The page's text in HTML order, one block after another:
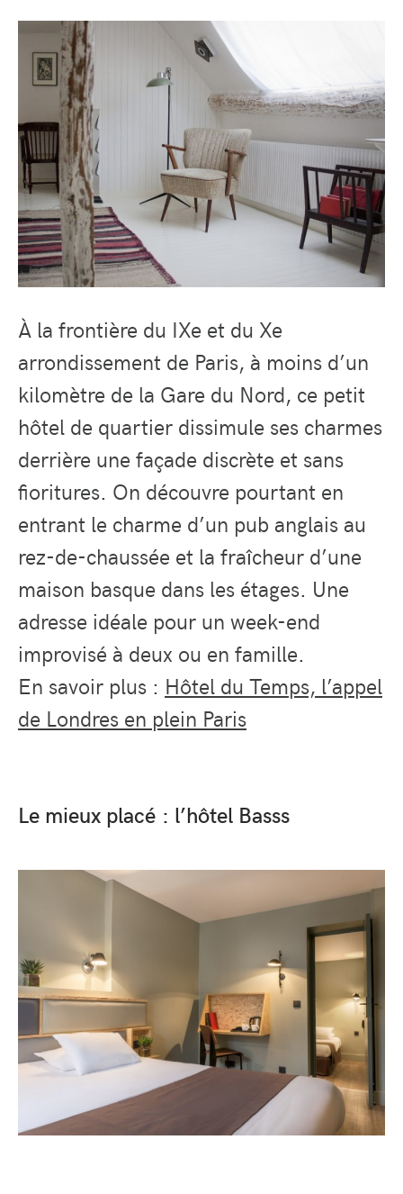
À la frontière du IXe et du Xe
arrondissement de Paris, à moins d’un
kilomètre de la Gare du Nord, ce petit
hôtel de quartier dissimule ses charmes
derrière une façade discrète et sans
fioritures. On découvre pourtant en
entrant le charme d’un pub anglais au
rez-de-chaussée et la fraîcheur d’une
maison basque dans les étages. Une
adresse idéale pour un week-end
improvisé à deux ou en famille.
En savoir plus : Hôtel du Temps, l’appel
de Londres en plein Paris
Le mieux placé : l’hôtel Basss